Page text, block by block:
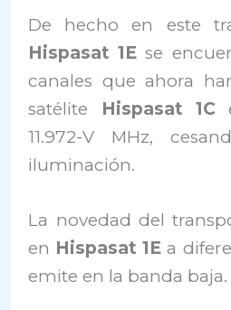
De hecho en este
Hispasat 1E se
canales que ahora
satélite
Hispasat 1C
11.972-V MHz,
iluminación.
La novedad del
en Hispasat 1E a
emite en la banda baja.